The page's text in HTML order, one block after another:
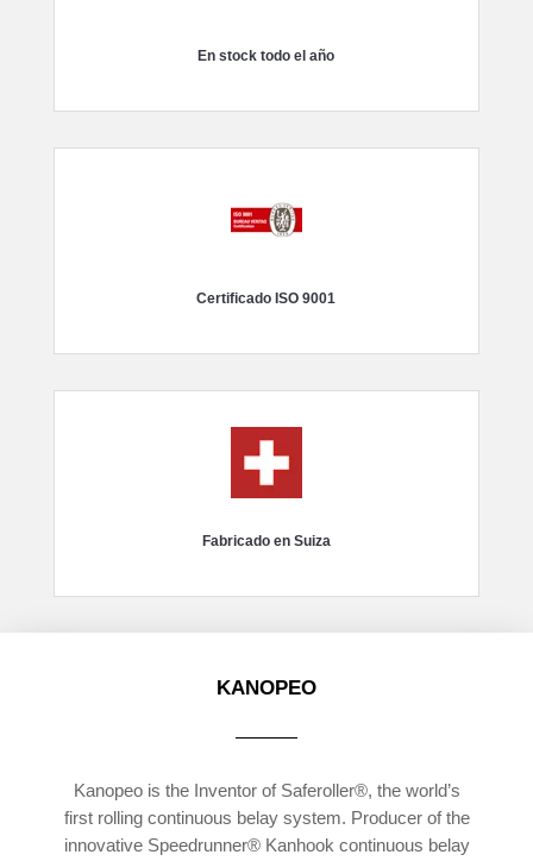
En stock todo el año
Certificado ISO 9001
Fabricado en Suiza
KANOPEO
Kanopeo is the Inventor of Saferoller®, the world’s
first rolling continuous belay system. Producer of the
innovative Speedrunner® Kanhook continuous belay